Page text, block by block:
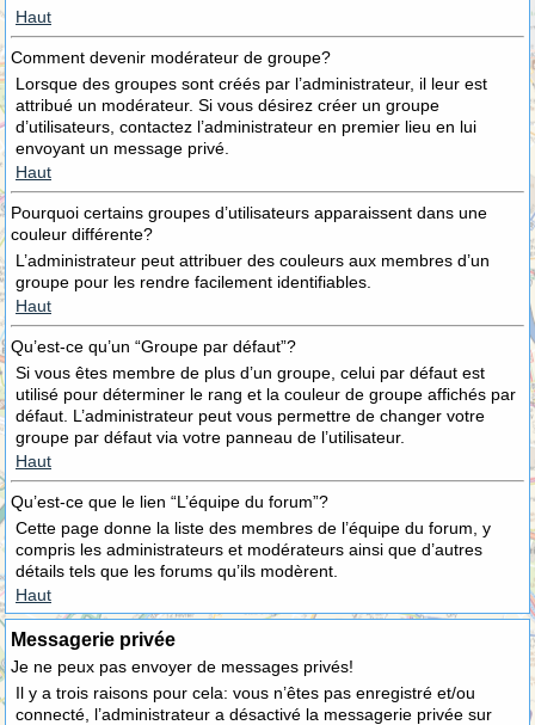
Haut
Comment devenir modérateur de groupe?
Lorsque des groupes sont créés par l’administrateur, il leur est
attribué un modérateur. Si vous désirez créer un groupe
d’utilisateurs, contactez l’administrateur en premier lieu en lui
envoyant un message privé.
Haut
Pourquoi certains groupes d’utilisateurs apparaissent dans une
couleur différente?
L’administrateur peut attribuer des couleurs aux membres d’un
groupe pour les rendre facilement identifiables.
Haut
Qu’est-ce qu’un “Groupe par défaut”?
Si vous êtes membre de plus d’un groupe, celui par défaut est
utilisé pour déterminer le rang et la couleur de groupe affichés par
défaut. L’administrateur peut vous permettre de changer votre
groupe par défaut via votre panneau de l’utilisateur.
Haut
Qu’est-ce que le lien “L’équipe du forum”?
Cette page donne la liste des membres de l’équipe du forum, y
compris les administrateurs et modérateurs ainsi que d’autres
détails tels que les forums qu’ils modèrent.
Haut
Messagerie privée
Je ne peux pas envoyer de messages privés!
Il y a trois raisons pour cela: vous n’êtes pas enregistré et/ou
connecté, l’administrateur a désactivé la messagerie privée sur